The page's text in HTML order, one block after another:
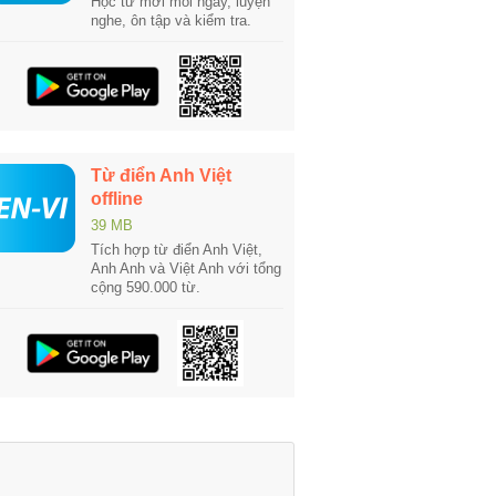
nghe, ôn tập và kiểm tra.
Từ điển Anh Việt
offline
39 MB
Tích hợp từ điển Anh Việt,
Anh Anh và Việt Anh với tổng
cộng 590.000 từ.